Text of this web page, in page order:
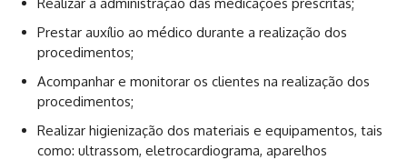
Prestar auxílio ao médico durante a realização dos
procedimentos;
Acompanhar e monitorar os clientes na realização dos
procedimentos;
Realizar higienização dos materiais e equipamentos, tais
como: ultrassom, eletrocardiograma, aparelhos